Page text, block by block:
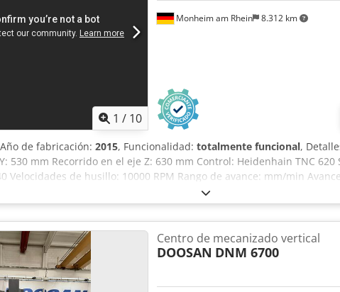
1 / 10
Monheim am Rhein 8.312 km
de fabricación: 2015, Funcionalidad: totalmente funcional,
530 mm Recorrido en el eje Z: 630 mm Control: Heidenhain TNC
Velocidades de husillo: 10000 RPM Rango de avance: mm/min
25 kVA Peso de la máquina, aprox.: 7,8 t Espacio requerido,
Horas de funcionamiento (a fecha del 10.07.2026): - Control
7412 h - Husillo: 5184 h Equipamiento: Control CNC
de herramientas Reglas lineales en todos los ejes X/Y/Z
30 posiciones Sistema de refrigeración con filtro de banda de papel
Aire comprimido a través del husillo Transportador de virutas
Centro de mecanizado vertical
DOOSAN DNM 6700